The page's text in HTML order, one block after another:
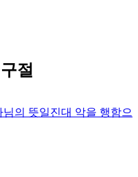
절
의 뜻일진대 악을 행함으